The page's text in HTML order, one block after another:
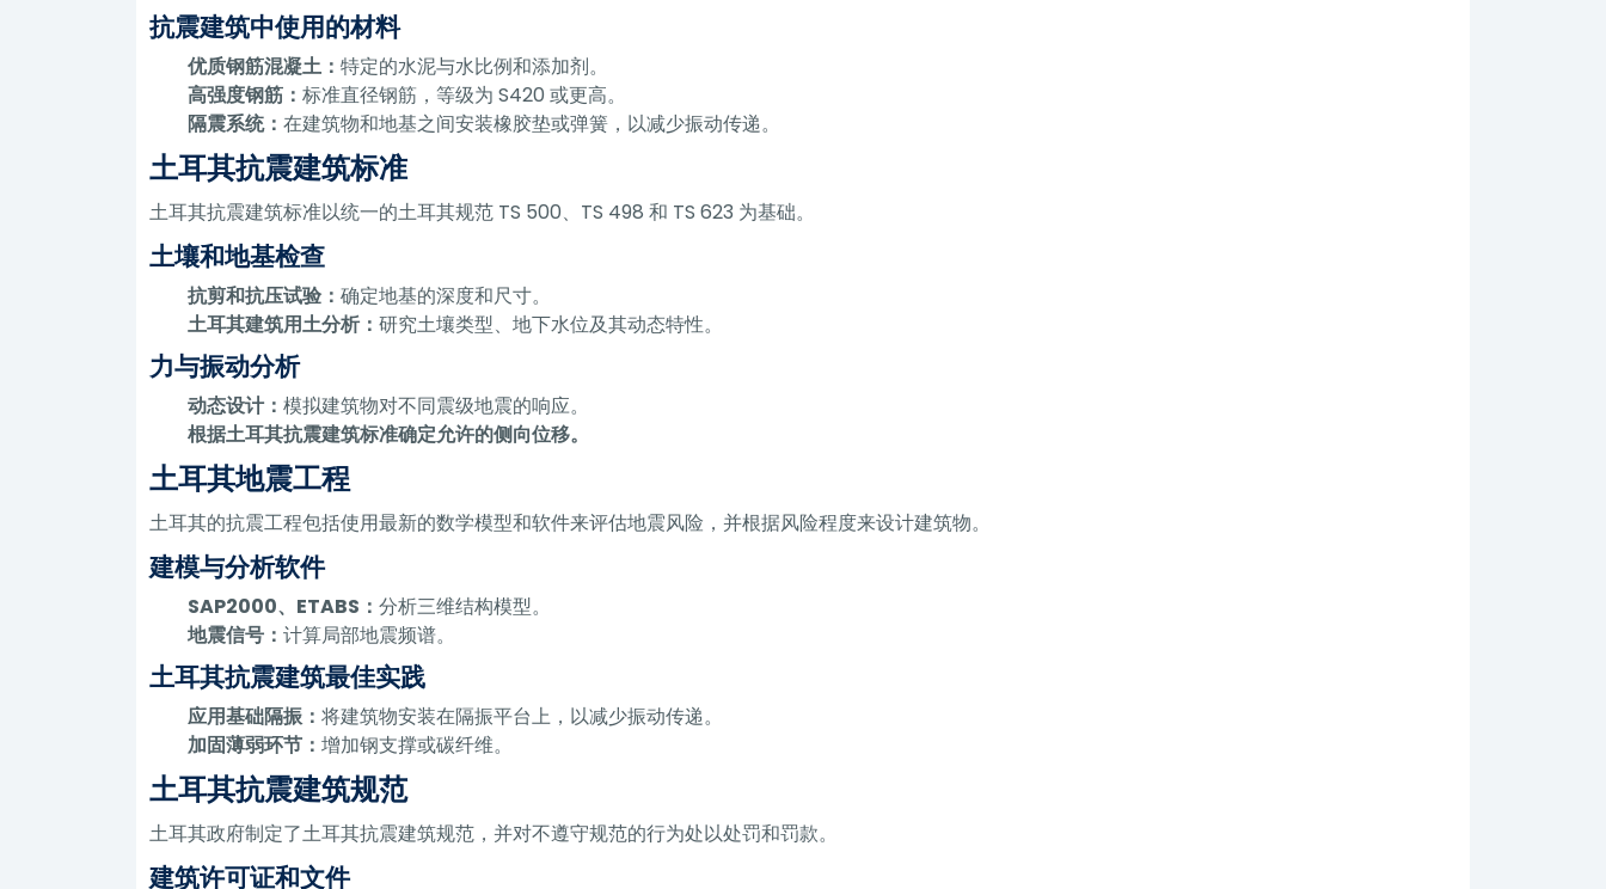
抗震建筑中使用的材料
优质钢筋混凝土：特定的水泥与水比例和添加剂。
高强度钢筋：标准直径钢筋，等级为 S420 或更高。
隔震系统：在建筑物和地基之间安装橡胶垫或弹簧，以减少振动传递。
土耳其抗震建筑标准
土耳其抗震建筑标准以统一的土耳其规范 TS 500、TS 498 和 TS 623 为基础。
土壤和地基检查
抗剪和抗压试验：确定地基的深度和尺寸。
土耳其建筑用土分析：研究土壤类型、地下水位及其动态特性。
力与振动分析
动态设计：模拟建筑物对不同震级地震的响应。
根据土耳其抗震建筑标准确定允许的侧向位移。
土耳其地震工程
土耳其的抗震工程包括使用最新的数学模型和软件来评估地震风险，并根据风险程度来设计建筑物。
建模与分析软件
SAP2000、ETABS：分析三维结构模型。
地震信号：计算局部地震频谱。
土耳其抗震建筑最佳实践
应用基础隔振：将建筑物安装在隔振平台上，以减少振动传递。
加固薄弱环节：增加钢支撑或碳纤维。
土耳其抗震建筑规范
土耳其政府制定了土耳其抗震建筑规范，并对不遵守规范的行为处以处罚和罚款。
建筑许可证和文件